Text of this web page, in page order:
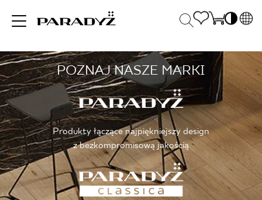
EN
SK
DE
UK
RU
INSPIRACJE
PRODUKTY
KOLEKCJE
Produkty łączące najpiękniejszy design
z bezkompromisową jakością
POZNAJ NASZE MARKI